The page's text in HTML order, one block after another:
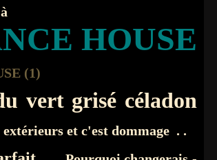
HOUSE
vert grisé céladon
et c'est dommage . .